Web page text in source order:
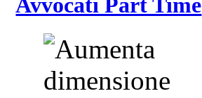
Avvocati Part Time